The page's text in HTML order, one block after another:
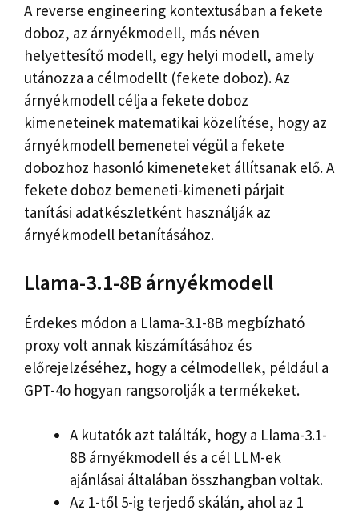
A reverse engineering kontextusában a fekete
doboz, az árnyékmodell, más néven
helyettesítő modell, egy helyi modell, amely
utánozza a célmodellt (fekete doboz). Az
árnyékmodell célja a fekete doboz
kimeneteinek matematikai közelítése, hogy az
árnyékmodell bemenetei végül a fekete
dobozhoz hasonló kimeneteket állítsanak elő. A
fekete doboz bemeneti-kimeneti párjait
tanítási adatkészletként használják az
árnyékmodell betanításához.
Llama-3.1-8B árnyékmodell
Érdekes módon a Llama-3.1-8B megbízható
proxy volt annak kiszámításához és
előrejelzéséhez, hogy a célmodellek, például a
GPT-4o hogyan rangsorolják a termékeket.
A kutatók azt találták, hogy a Llama-3.1-
8B árnyékmodell és a cél LLM-ek
ajánlásai általában összhangban voltak.
Az 1-től 5-ig terjedő skálán, ahol az 1